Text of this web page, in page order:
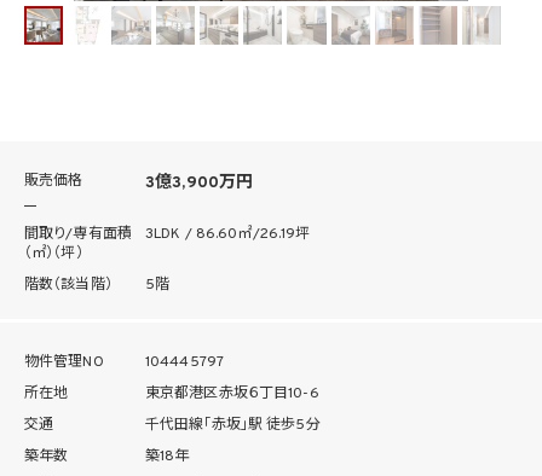
販売価格 3億3,900万円
間取り/専有面積
（㎡）（坪）
3LDK / 86.60㎡/26.19坪
階数（該当階） 5階
物件管理NO
104445797
所在地
東京都港区赤坂６丁目10-6
交通
千代田線「赤坂」駅 徒歩5分
築年数
築18年